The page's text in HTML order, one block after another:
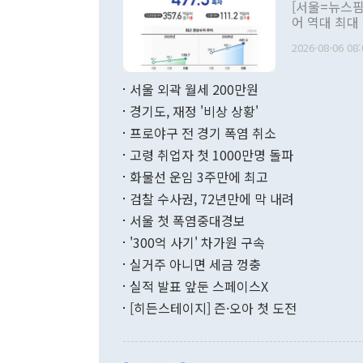
관 부처 장
관의 무리한
다. [정동영 통일부 장관이 지난달 23일 오후 서울 종로구 정부서울청사에
무너졌다고
함께 4자 대
"우리의 선
관은 업무
[서울=뉴스
어 역대 최
료=한국은행] 한국은행이 6일 발표한 '2026년 6월 국제수지(잠정)'
며 월간 기
196.9% 급
수출은
기록했지만
로 전환됐다.
는 배당수입
2026-08-06
서울 외곽 월세 200만원
경기도, 재정 '비상 상황'
프로야구 전 경기 폭염 취소
고령 취업자 첫 1000만명 돌파
화물선 운임 3주만에 최고
검찰 수사권, 72년만에 막 내려
서울 첫 폭염중대경보
'300억 사기' 차가원 구속
실거주 아니면 세금 껑충
실적 발표 앞둔 스페이스X
[히든스테이지] 즌·오아 첫 도전